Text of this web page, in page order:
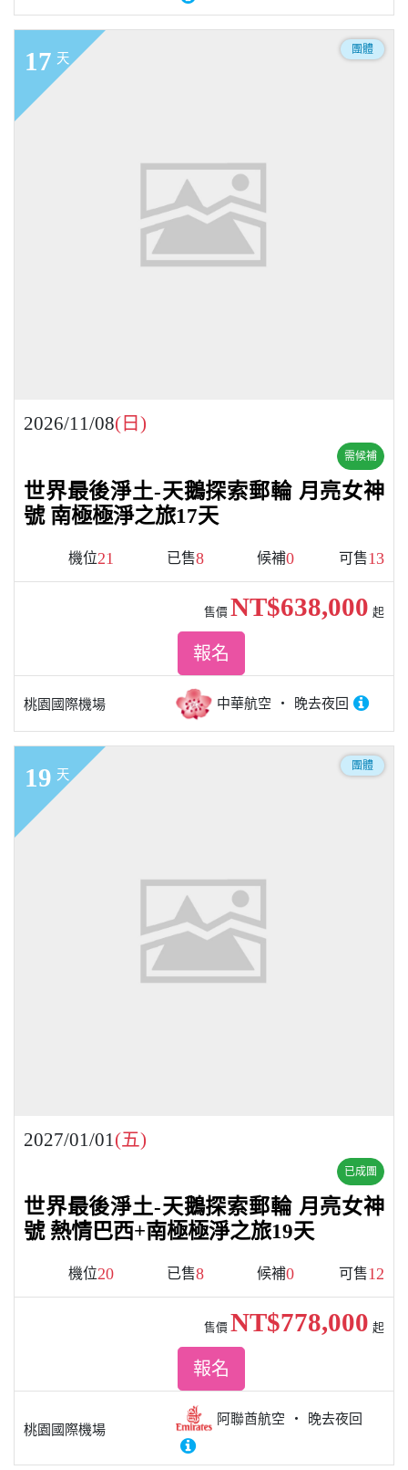
17 天
團體
2026/11/08(日)
需候補
世界最後淨土-天鵝探索郵輪 月亮女神
號 南極極淨之旅17天
機位21 已售8 候補0 可售13
桃園國際機場 中華航空 晚去夜回
售價 NT$638,000 起
報名
19 天
團體
2027/01/01 (五)
已成團
世界最後淨土-天鵝探索郵輪 月亮女神
號 熱情巴西+南極極淨之旅19天
機位20 已售8 候補0 可售12
桃園國際機場
阿聯酋航空 晚去夜回
售價 NT$778,000 起
報名